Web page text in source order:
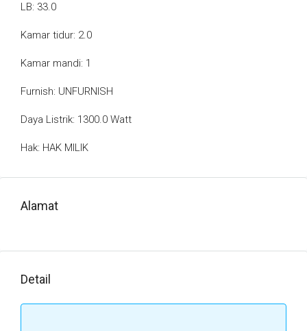
LB: 33.0
Kamar tidur: 2.0
Kamar mandi: 1
Furnish: UNFURNISH
Daya Listrik: 1300.0 Watt
Hak: HAK MILIK
Alamat
Detail